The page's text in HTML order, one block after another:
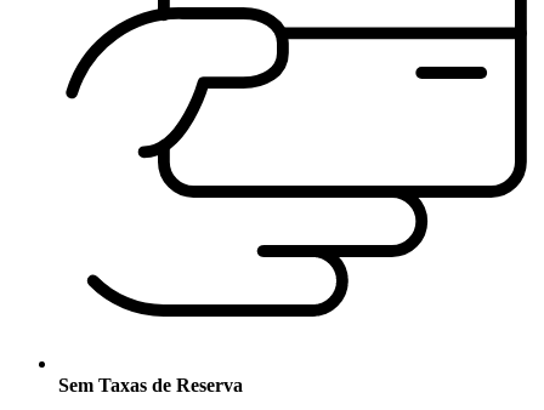
Sem Taxas de Reserva